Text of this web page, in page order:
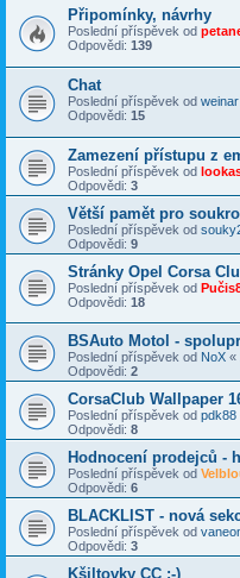
Připomínky, návrhy
Poslední příspěvek od
Odpovědi: 139
Chat
Poslední příspěvek od weinar
Odpovědi: 15
Zamezení přístupu z
Poslední příspěvek od
Odpovědi: 3
Větší pamět pro
Poslední příspěvek od
Odpovědi: 9
Stránky Opel Corsa
Poslední příspěvek od
Odpovědi: 18
BSAuto Motol -
Poslední příspěvek od NoX «
Odpovědi: 2
CorsaClub Wallpaper
Poslední příspěvek od pdk88
Odpovědi: 8
Hodnocení prodejců -
Poslední příspěvek od
Odpovědi: 6
BLACKLIST - nová
Poslední příspěvek od
Odpovědi: 3
Kšiltovky CC :-)